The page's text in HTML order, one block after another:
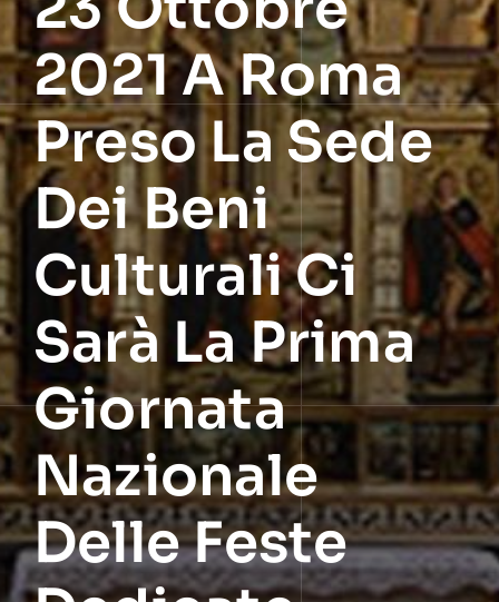
2021 A Roma
Preso La Sede
Dei Beni
Culturali Ci
Sarà La Prima
Giornata
Nazionale
Delle Feste